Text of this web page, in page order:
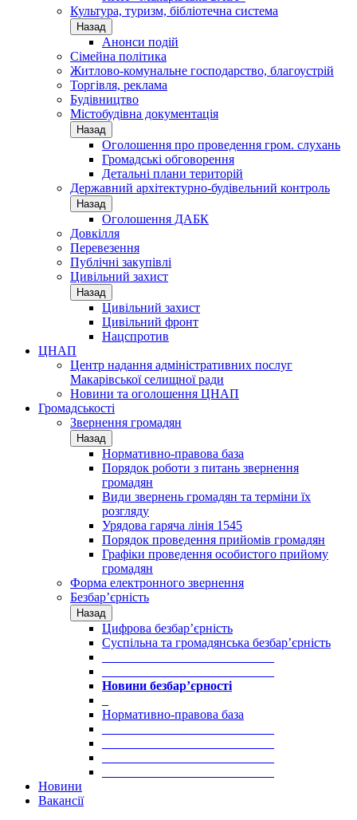
Культура, туризм, бібліотечна система
Назад
Анонси подій
Сімейна політика
Житлово-комунальне господарство, благоустрій
Торгівля, реклама
Будівництво
Містобудівна документація
Назад
Оголошення про проведення гром. слухань
Громадські обговорення
Детальні плани територій
Державний архітектурно-будівельний контроль
Назад
Оголошення ДАБК
Довкілля
Перевезення
Публічні закупівлі
Цивільний захист
Назад
Цивільний захист
Цивільний фронт
Нацспротив
ЦНАП
Центр надання адміністративних послуг
Макарівської селищної ради
Новини та оголошення ЦНАП
Громадськості
Звернення громадян
Назад
Нормативно-правова база
Порядок роботи з питань звернення
громадян
Види звернень громадян та терміни їх
розгляду
Урядова гаряча лінія 1545
Порядок проведення прийомів громадян
Графіки проведення особистого прийому
громадян
Форма електронного звернення
Безбар’єрність
Назад
Цифрова безбар’єрність
Суспільна та громадянська безбар’єрність
Новини безбар’єрності
Нормативно-правова база
Новини
Вакансії